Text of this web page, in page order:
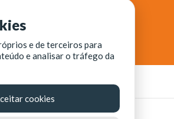
- Fundação de Ciência,
e de terceiros para
e analisar o tráfego da
cookies